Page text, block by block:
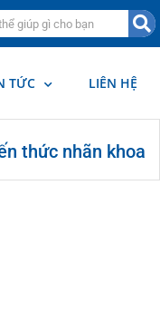
TỨC LIÊN HỆ
thức nhãn khoa